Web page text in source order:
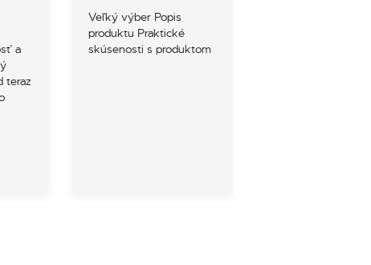
a
teraz
Veľký výber Popis
produktu Praktické
skúsenosti s produktom